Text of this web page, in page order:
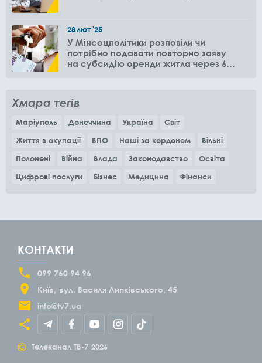
28лют'25
У Мінсоцполітики розповіли чи
потрібно подавати повторно заяву
на субсидію оренди житла через 6
Хмара тегів
Маріуполь Донеччина Україна
Світ
Життя в окупації
ВПО Наші за кордоном
Вільні
Полонені
Війна Влада Законодавство
Освіта
Цифрові послуги
Бізнес Медицина Фінанси
КОНТАКТИ
099 760 94 96
Київ
вул. Василя Липківського, 45
info@tv7.ua
© Телеканал ТВ-7 2026